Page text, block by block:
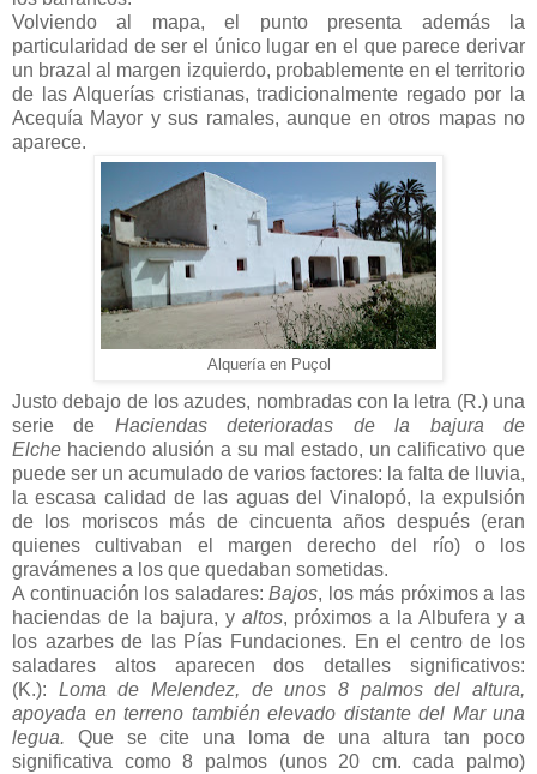
Volviendo al mapa, el punto presenta además la
particularidad de ser el único lugar en el que parece derivar
un brazal al margen izquierdo, probablemente en el territorio
de las Alquerías cristianas, tradicionalmente regado por la
Acequía Mayor y sus ramales, aunque en otros mapas no
aparece.
Alquería en Puçol
Justo debajo de los azudes, nombradas con la letra (R.) una
serie de Haciendas deterioradas de la bajura de
Elche haciendo alusión a su mal estado, un calificativo que
puede ser un acumulado de varios factores: la falta de lluvia,
la escasa calidad de las aguas del Vinalopó, la expulsión
de los moriscos más de cincuenta años después (eran
quienes cultivaban el margen derecho del río)o los
gravámenes a los que quedaban sometidas.
A continuación los saladares: Bajos, los más próximos a las
haciendas de la bajura, y altos, próximos a la Albufera y a
los azarbes de las Pías Fundaciones. En el centro de los
saladares altos aparecen dos detalles significativos:
(K.): Loma de Melendez, de unos 8 palmos del altura,
apoyada en terreno también elevado distante del Mar una
legua. Que se cite una loma de una altura tan poco
significativa como 8 palmos (unos 20 cm. cada palmo)